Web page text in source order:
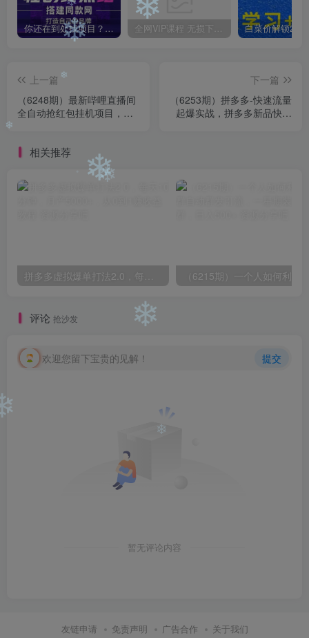
你还在到处找项目？还在当韭菜？我靠卖项目一个月收入5万+，曾经我也是个失败者。 全网VIP课程 无损下载~
上一篇
（6248期）最新哔哩直播间
全自动抢红包挂机项目，单
下一篇
（6253期）拼多多-快速流量
起爆实战，拼多多新品快速
相关推荐
拼多多虚拟爆单打法2.0，每天10分钟，月产5000+，从0到1赚收益教程
评论 抢沙发
欢迎您留下宝贵的见解！ 提交
暂无评论内容
友链申请 免责声明 广告合作 关于我们
❄
❄
❄
❄
❄ ❄
❄